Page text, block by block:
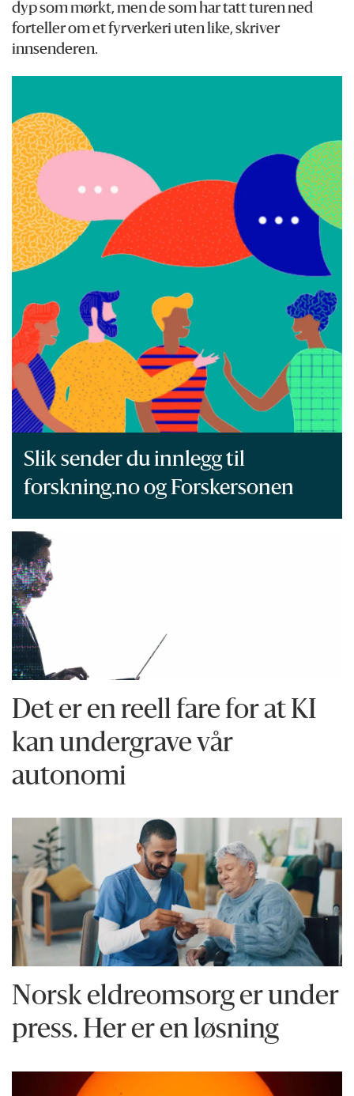
dyp som mørkt, men de som har tatt turen ned
forteller om et fyrverkeri uten like, skriver
innsenderen.
Slik sender du innlegg til
forskning.no og Forskersonen
Det er en reell fare for at KI
kan undergrave vår
autonomi
Norsk eldreomsorg er under
press. Her er en løsning